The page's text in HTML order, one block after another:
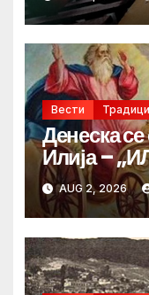
Вести
Денеска
Илија –
AUG 2, 2026